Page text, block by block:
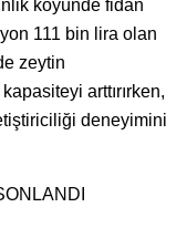
köyünde fidan
111 bin lira olan
zeytin
arttırırken,
deneyimini